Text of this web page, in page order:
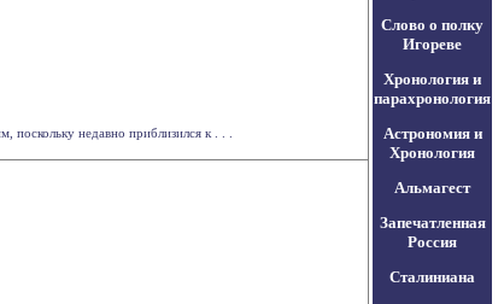
поскольку недавно приблизился к . . .
Слово о полку
Игореве
Хронология и
парахронология
Астрономия и
Хронология
Альмагест
Запечатленная
Россия
Сталиниана